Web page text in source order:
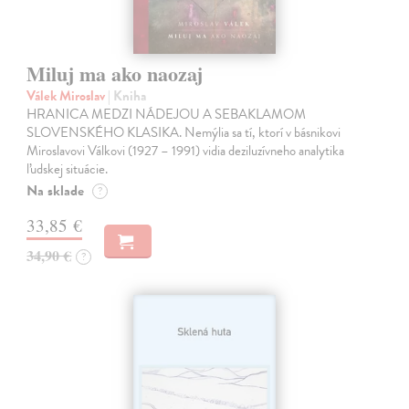
Miluj ma ako naozaj
Válek Miroslav| Kniha
HRANICA MEDZI NÁDEJOU A SEBAKLAMOM
SLOVENSKÉHO KLASIKA. Nemýlia sa tí, ktorí v básnikovi
Miroslavovi Válkovi (1927 – 1991) vidia deziluzívneho analytika
ľudskej situácie.
Na sklade ?
33,85 €
34,90 € ?